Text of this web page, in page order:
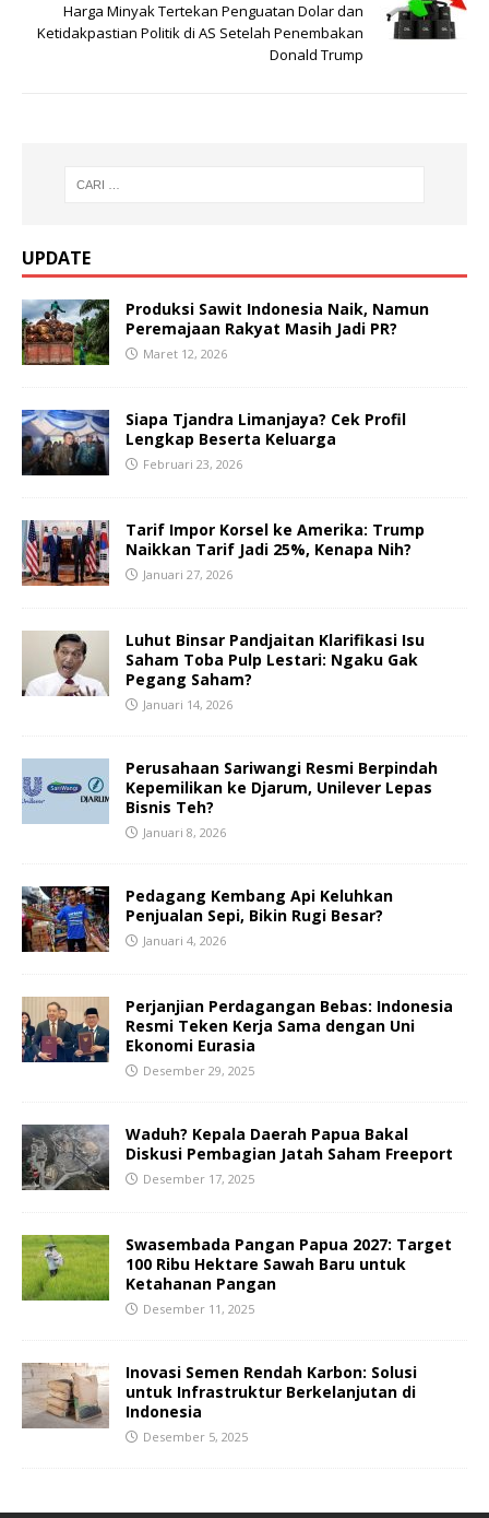
Harga Minyak Tertekan Penguatan Dolar dan
Ketidakpastian Politik di AS Setelah Penembakan
Donald Trump
UPDATE
Produksi Sawit Indonesia Naik, Namun
Peremajaan Rakyat Masih Jadi PR?
Maret 12, 2026
Siapa Tjandra Limanjaya? Cek Profil
Lengkap Beserta Keluarga
Februari 23, 2026
Tarif Impor Korsel ke Amerika: Trump
Naikkan Tarif Jadi 25%, Kenapa Nih?
Januari 27, 2026
Luhut Binsar Pandjaitan Klarifikasi Isu
Saham Toba Pulp Lestari: Ngaku Gak
Pegang Saham?
Januari 14, 2026
Perusahaan Sariwangi Resmi Berpindah
Kepemilikan ke Djarum, Unilever Lepas
Bisnis Teh?
Januari 8, 2026
Pedagang Kembang Api Keluhkan
Penjualan Sepi, Bikin Rugi Besar?
Januari 4, 2026
Perjanjian Perdagangan Bebas: Indonesia
Resmi Teken Kerja Sama dengan Uni
Ekonomi Eurasia
Desember 29, 2025
Waduh? Kepala Daerah Papua Bakal
Diskusi Pembagian Jatah Saham Freeport
Desember 17, 2025
Swasembada Pangan Papua 2027: Target
100 Ribu Hektare Sawah Baru untuk
Ketahanan Pangan
Desember 11, 2025
Inovasi Semen Rendah Karbon: Solusi
untuk Infrastruktur Berkelanjutan di
Indonesia
Desember 5, 2025